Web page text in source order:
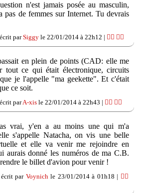
n'est jamais posée au masculin,
pas de femmes sur Internet. Tu devrais
écrit parSiggy le 22/01/2014 à 22h12 | 👍🏽 👎🏽
en plein de points (CAD: elle me
tout ce qui était électronique, circuits
je l'appelle "ma geekette". Et c'était
ce soit.
écrit parA-xis le 22/01/2014 à 22h43 | 👍🏽 👎🏽
vrai, y'en a au moins une qui m'a
s'appelle Natacha, on vis une belle
et elle va venir me rejoindre en
aurais donné les numéros de ma C.B.
le billet d'avion pour venir !
écrit par Voynichle 23/01/2014 à 01h18 | 👍🏽